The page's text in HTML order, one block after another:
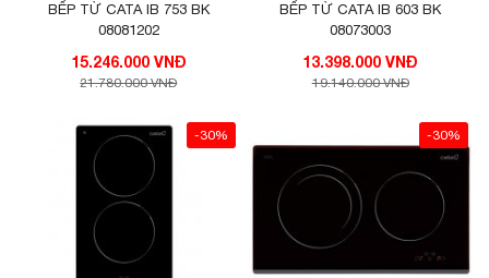
BẾP TỪ CATA IB 753 BK
08081202
15.246.000 VNĐ
21.780.000 VNĐ
BẾP TỪ CATA IB 603 BK
08073003
13.398.000 VNĐ
19.140.000 VNĐ
-30% -30%